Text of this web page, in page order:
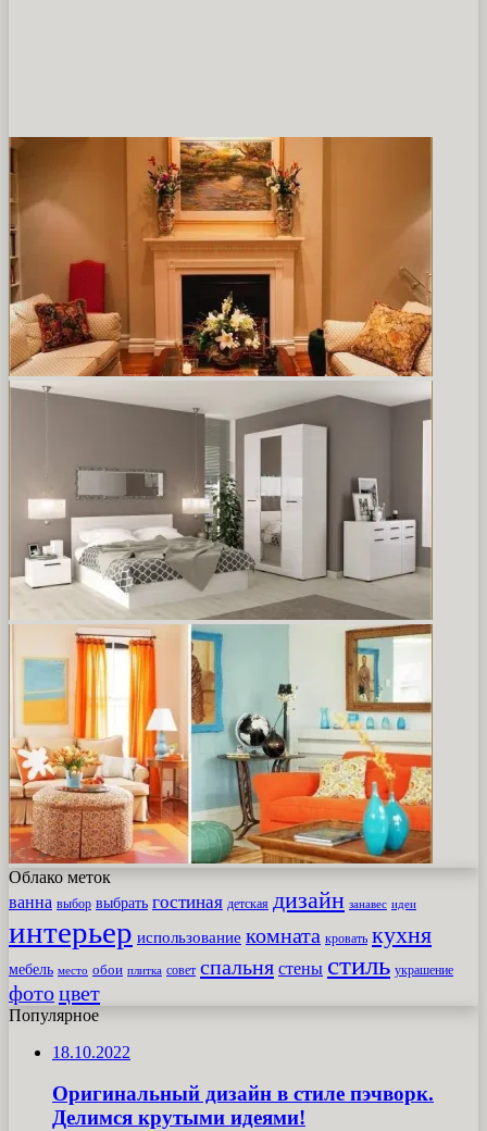
Облако меток
ванна выбор выбрать гостиная детская дизайн занавес идеи
интерьер использование комната кровать кухня
мебель место обои плитка совет спальня стены стиль украшение
фотоцвет
Популярное
18.10.2022
Оригинальный дизайн в стиле пэчворк.
Делимся крутыми идеями!